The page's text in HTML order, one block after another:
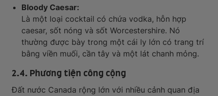
Bloody Caesar:
Là một loại cocktail có chứa vodka, hỗn hợp
caesar, sốt nóng và sốt Worcestershire. Nó
thường được bày trong một cái ly lớn có trang trí
bằng viền muối, cần tây và một lát chanh mỏng.
2.4. Phương tiện công cộng
Đất nước Canada rộng lớn với nhiều cảnh quan địa